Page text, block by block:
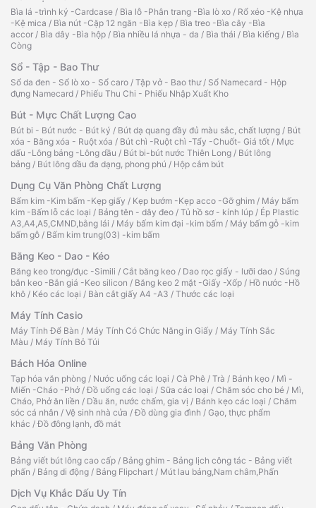
Bìa lá -trình ký -Cardcase / Bìa lỗ -Phân trang -Bìa lò xo / Rổ xéo -Kệ nhựa
-Kệ mica / Bìa nút -Cặp 12 ngăn -Bìa kẹp / Bìa treo -Bìa cây -Bìa
accor / Bìa dây -Bìa hộp / Bìa nhiều lá nhựa - da / Bìa thái / Bìa kiếng / Bìa
Còng
Sổ - Tập - Bao Thư
Sổ da đen - Sổ lò xo - Sổ caro / Tập vở - Bao thư/ Sổ Namecard - Hộp
đựng Namecard / Phiếu Thu Chi - Phiếu Nhập Xuất Kho
Bút - Mực Chất Lượng Cao
Bút bi - Bút nước - Bút ký / Bút dạ quang đầy đủ màu sắc, chất lượng / Bút
xóa - Băng xóa - Ruột xóa / Bút chì -Ruột chì -Tẩy -Chuốt- Giá tốt / Mực
dấu -Lông bảng -Lông dầu / Bút bi-bút nước Thiên Long / Bút lông
bảng / Bút lông dầu đa dạng, phong phú / Hộp cắm bút
Dụng Cụ Văn Phòng Chất Lượng
Bấm kim -Kim bấm -Kẹp giấy / Kẹp bướm -Kẹp acco -Gỡ ghim / Máy bấm
kim -Bấm lỗ các loại / Bảng tên - dây đeo / Tủ hồ sơ - kính lúp / Ép Plastic
A3,A4,A5,CMND,bằng lái / Máy bấm kim đại -kim bấm / Máy bấm gỗ -kim
bấm gỗ / Bấm kim trung(03) -kim bấm
Băng Keo - Dao - Kéo
Băng keo trong/đục -Simili / Cắt băng keo / Dao rọc giấy - lưỡi dao / Súng
bắn keo -Bắn giá -Keo silicon / Băng keo 2 mặt -Giấy -Xốp / Hồ nước -Hồ
khô / Kéo các loại / Bàn cắt giấy A4 -A3 / Thước các loại
Máy Tính Casio
Máy Tính Để Bàn / Máy Tính Có Chức Năng in Giấy / Máy Tính Sắc
Màu / Máy Tính Bỏ Túi
Bách Hóa Online
Tạp hóa văn phòng / Nước uống các loại / Cà Phê / Trà / Bánh kẹo / Mì -
Miến -Cháo -Phở /Đồ uống các loại / Sữa các loại / Chăm sóc cho bé / Mì,
Cháo, Phở ăn liền / Dầu ăn, nước chấm, gia vị / Bánh kẹo các loại / Chăm
sóc cá nhân / Vệ sinh nhà cửa /Đồ dùng gia đình / Gạo, thực phẩm
khác /Đồ đông lạnh, đồ mát
Bảng Văn Phòng
Bảng viết bút lông cao cấp / Bảng ghim - Bảng lịch công tác - Bảng viết
phấn / Bảng di động / Bảng Flipchart / Mút lau bảng,Nam châm,Phấn
Dịch Vụ Khắc Dấu Uy Tín